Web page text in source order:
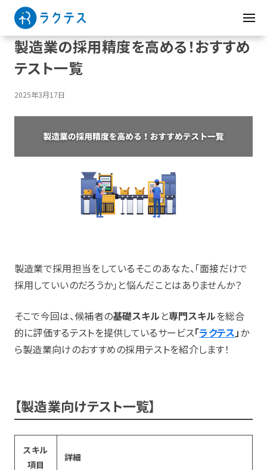
製造業の採用精度を高める！おすすめ
テスト一覧
2025年3月17日
製造業で採用担当をしているそこのあなた、「面接だけで
採用していいのだろうか」と悩んだことはありませんか？
そこで今回は、候補者の基礎スキル と専門スキルを総合
的に評価するテストを提供しているサービス「ラクテス」か
ら製造業向けのおすすめの採用テストを紹介します！
【製造業向けテスト一覧】
スキル
項目
詳細